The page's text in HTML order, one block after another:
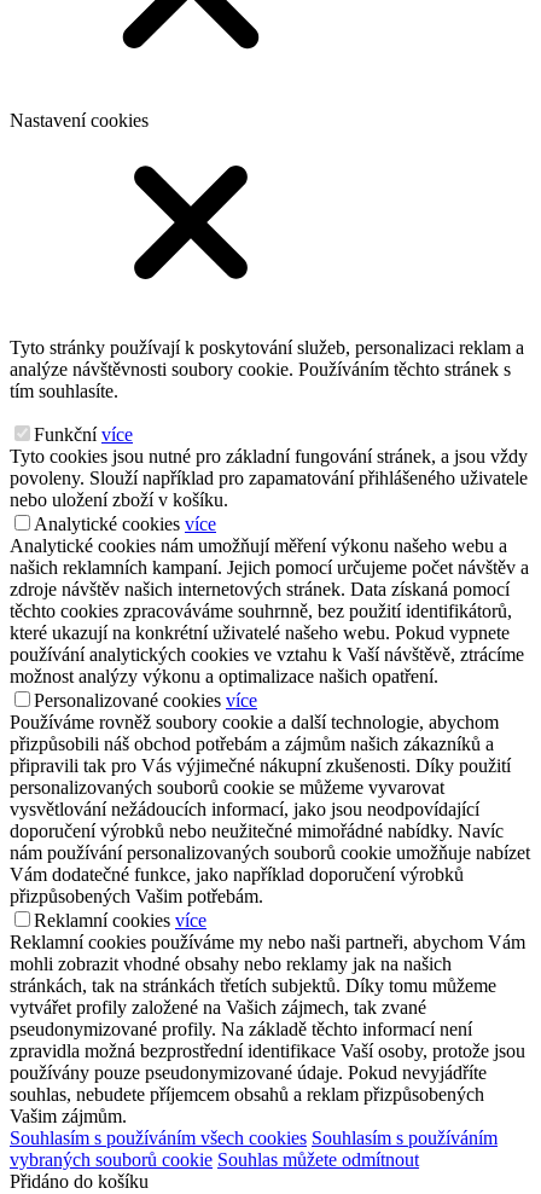
Nastavení cookies
Tyto stránky používají k poskytování služeb, personalizaci reklam a
analýze návštěvnosti soubory cookie. Používáním těchto stránek s
tím souhlasíte.
Funkční více
Tyto cookies jsou nutné pro základní fungování stránek, a jsou vždy
povoleny. Slouží například pro zapamatování přihlášeného uživatele
nebo uložení zboží v košíku.
Analytické cookies více
Analytické cookies nám umožňují měření výkonu našeho webu a
našich reklamních kampaní. Jejich pomocí určujeme počet návštěv a
zdroje návštěv našich internetových stránek. Data získaná pomocí
těchto cookies zpracováváme souhrnně, bez použití identifikátorů,
které ukazují na konkrétní uživatelé našeho webu. Pokud vypnete
používání analytických cookies ve vztahu k Vaší návštěvě, ztrácíme
možnost analýzy výkonu a optimalizace našich opatření.
Personalizované cookies více
Používáme rovněž soubory cookie a další technologie, abychom
přizpůsobili náš obchod potřebám a zájmům našich zákazníků a
připravili tak pro Vás výjimečné nákupní zkušenosti. Díky použití
personalizovaných souborů cookie se můžeme vyvarovat
vysvětlování nežádoucích informací, jako jsou neodpovídající
doporučení výrobků nebo neužitečné mimořádné nabídky. Navíc
nám používání personalizovaných souborů cookie umožňuje nabízet
Vám dodatečné funkce, jako například doporučení výrobků
přizpůsobených Vašim potřebám.
Reklamní cookies více
Reklamní cookies používáme my nebo naši partneři, abychom Vám
mohli zobrazit vhodné obsahy nebo reklamy jak na našich
stránkách, tak na stránkách třetích subjektů. Díky tomu můžeme
vytvářet profily založené na Vašich zájmech, tak zvané
pseudonymizované profily. Na základě těchto informací není
zpravidla možná bezprostřední identifikace Vaší osoby, protože jsou
používány pouze pseudonymizované údaje. Pokud nevyjádříte
souhlas, nebudete příjemcem obsahů a reklam přizpůsobených
Vašim zájmům.
Souhlasím s používáním všech cookies Souhlasím s používáním
vybraných souborů cookie Souhlas můžete odmítnout
Přidáno do košíku